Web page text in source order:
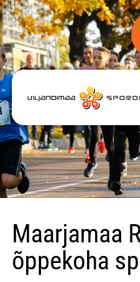
Maarjamaa
õppekoha